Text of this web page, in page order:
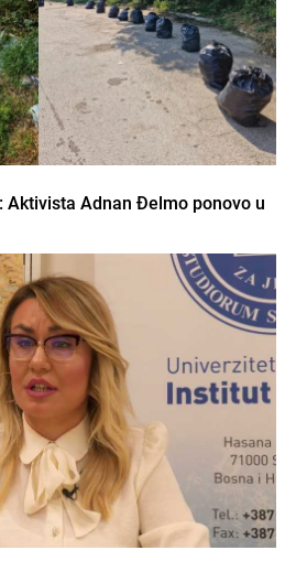
Aktivista Adnan Đelmo ponovo u